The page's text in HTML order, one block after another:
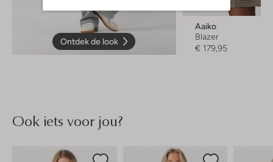
Ontdek de look
Aaiko
Blazer
€ 179,95
Ook iets voor jou?